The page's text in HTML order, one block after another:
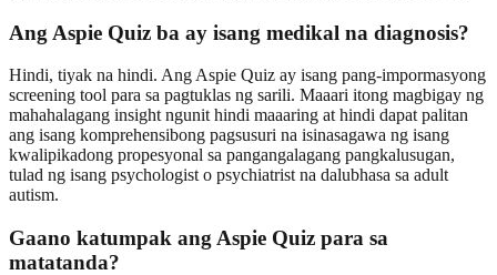
Ang Aspie Quiz ba ay isang medikal na diagnosis?
Hindi, tiyak na hindi. Ang Aspie Quiz ay isang pang-impormasyong
screening tool para sa pagtuklas ng sarili. Maaari itong magbigay ng
mahahalagang insight ngunit hindi maaaring at hindi dapat palitan
ang isang komprehensibong pagsusuri na isinasagawa ng isang
kwalipikadong propesyonal sa pangangalagang pangkalusugan,
tulad ng isang psychologist o psychiatrist na dalubhasa sa adult
autism.
Gaano katumpak ang Aspie Quiz para sa
matatanda?